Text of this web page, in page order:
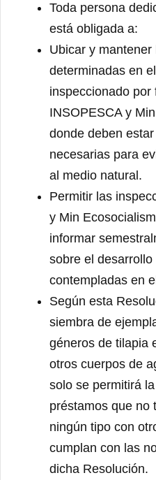
Toda persona
está obligada a:
Ubicar y
determinadas en
inspeccionado por
INSOPESCA y
donde deben
necesarias para
al medio natural.
Permitir las
y Min
informar
sobre el
contempladas en
Según esta
siembra de
géneros de tilapia
otros cuerpos de
solo se permitirá
préstamos que no
ningún tipo con
cumplan con las
dicha Resolución.